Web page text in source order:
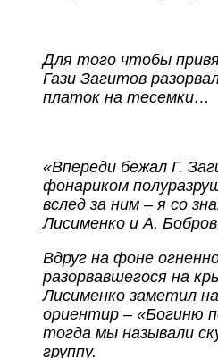
Для того чтобы
Гази Загитов
платок на тесемки…
«Впереди бежал Г.
фонариком
вслед за ним – я со
Лисименко и А.
Вдруг на фоне
разорвавшегося на
Лисименко заметил
ориентир – «Богиню
тогда мы называли
группу.